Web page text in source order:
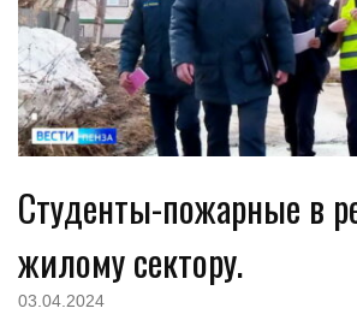
Студенты-пожарные в
жилому сектору.
03.04.2024